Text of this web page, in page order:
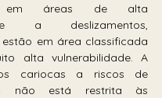
em áreas de alta
a deslizamentos,
em área classificada
alta vulnerabilidade. A
cariocas a riscos de
não está restrita às